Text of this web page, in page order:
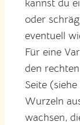
kannst du
oder
eventuell
Für eine
den
Seite
Wurzeln
wachsen,